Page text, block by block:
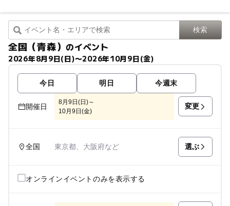
全国（青森）のイベント
2026年8月9日(日)〜2026年10月9日(金)
今日 明日 今週末
開催日
8月9日(日)～
10月9日(金)
変更
全国 東京都、大阪府など 選ぶ
オンラインイベントのみを表示する